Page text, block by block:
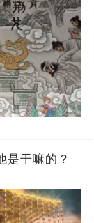
是干嘛的？